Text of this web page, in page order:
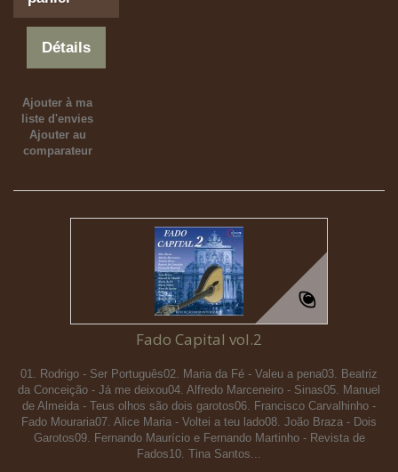
Détails
Ajouter à ma
liste d'envies
Ajouter au
comparateur
Fado Capital vol.2
01. Rodrigo - Ser Português02. Maria da Fé - Valeu a pena03. Beatriz
da Conceição - Já me deixou04. Alfredo Marceneiro - Sinas05. Manuel
de Almeida - Teus olhos são dois garotos06. Francisco Carvalhinho -
Fado Mouraria07. Alice Maria - Voltei a teu lado08. João Braza - Dois
Garotos09. Fernando Maurício e Fernando Martinho - Revista de
Fados10. Tina Santos...